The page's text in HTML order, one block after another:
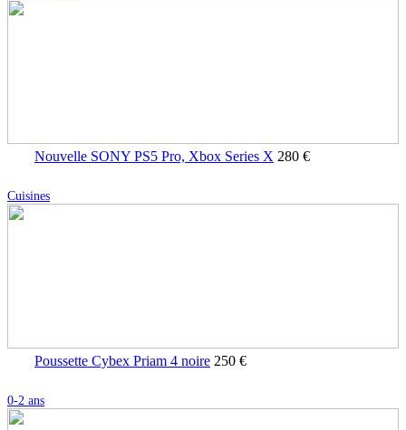
Nouvelle SONY PS5 Pro, Xbox Series X 280 €
Cuisines
Poussette Cybex Priam 4 noire 250 €
0-2 ans